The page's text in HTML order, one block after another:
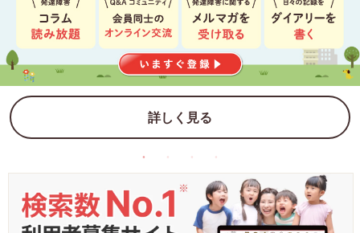
詳しく見る